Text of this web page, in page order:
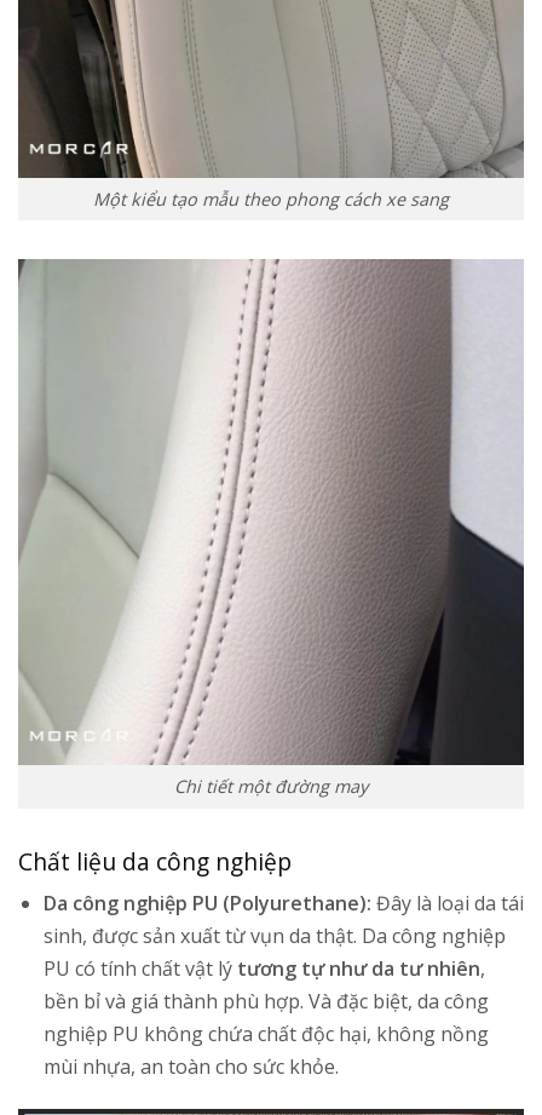
Một kiểu tạo mẫu theo phong cách xe sang
Chi tiết một đường may
Chất liệu da công nghiệp
Da công nghiệp PU (Polyurethane): Đây là loại da tái
sinh, được sản xuất từ vụn da thật. Da công nghiệp
PU có tính chất vật lýtương tự như da tư nhiên,
bền bỉ và giá thành phù hợp. Và đặc biệt, da công
nghiệp PU không chứa chất độc hại, không nồng
mùi nhựa, an toàn cho sức khỏe.